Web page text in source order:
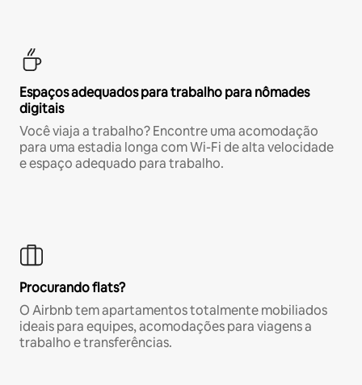
Espaços adequados para trabalho para nômades
digitais
Você viaja a trabalho? Encontre uma acomodação
para uma estadia longa com Wi-Fi de alta velocidade
e espaço adequado para trabalho.
Procurando flats?
O Airbnb tem apartamentos totalmente mobiliados
ideais para equipes, acomodações para viagens a
trabalho e transferências.